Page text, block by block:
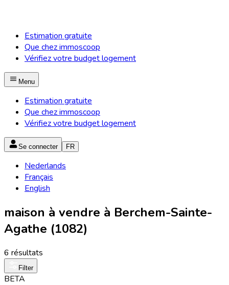
Estimation gratuite
Que chez immoscoop
Vérifiez votre budget logement
Menu
Estimation gratuite
Que chez immoscoop
Vérifiez votre budget logement
Se connecter FR
Nederlands
Français
English
maison à vendre à Berchem-Sainte-
Agathe (1082)
6 résultats
Filter
BETA